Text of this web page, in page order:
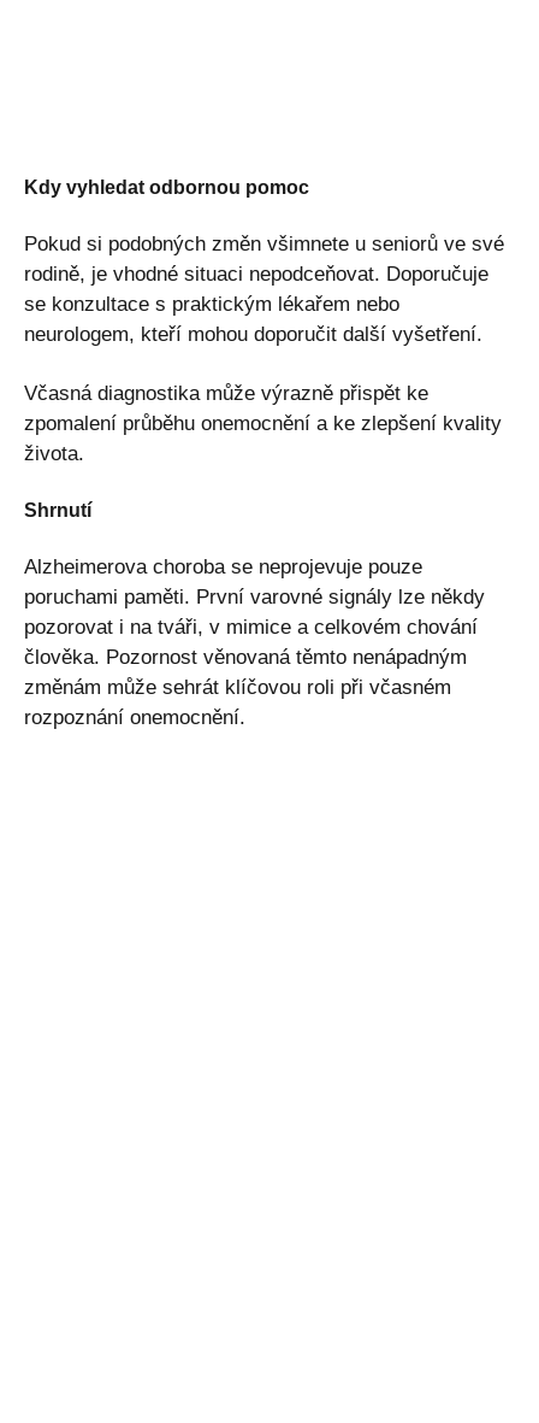
Kdy vyhledat odbornou pomoc
Pokud si podobných změn všimnete u seniorů ve své
rodině, je vhodné situaci nepodceňovat. Doporučuje
se konzultace s praktickým lékařem nebo
neurologem, kteří mohou doporučit další vyšetření.
Včasná diagnostika může výrazně přispět ke
zpomalení průběhu onemocnění a ke zlepšení kvality
života.
Shrnutí
Alzheimerova choroba se neprojevuje pouze
poruchami paměti. První varovné signály lze někdy
pozorovat i na tváři, v mimice a celkovém chování
člověka. Pozornost věnovaná těmto nenápadným
změnám může sehrát klíčovou roli při včasném
rozpoznání onemocnění.